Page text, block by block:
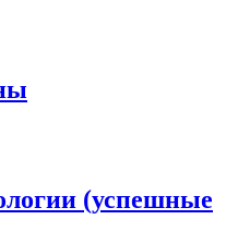
(успешные